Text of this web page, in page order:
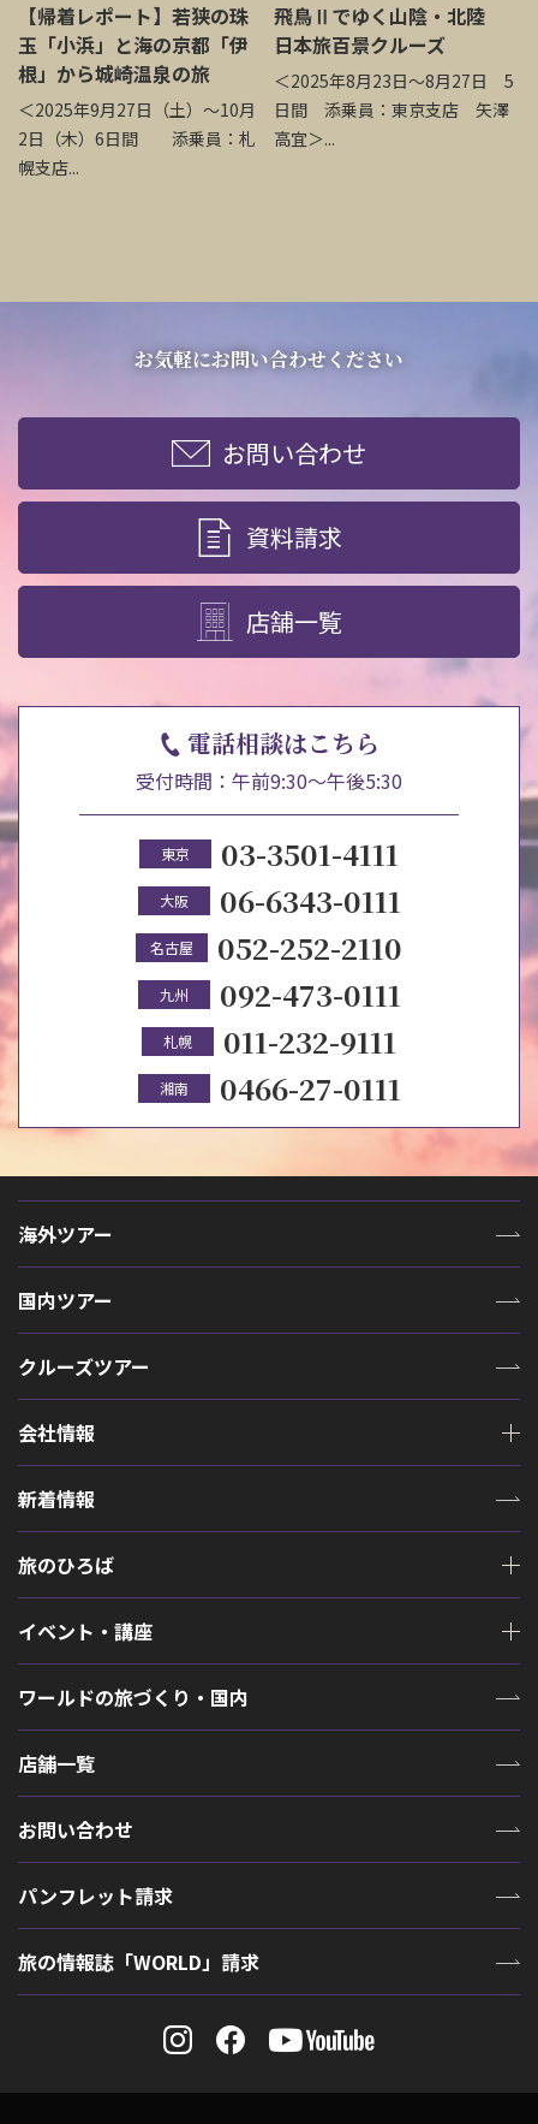
【帰着レポート】若狭の珠
玉「小浜」と海の京都「伊
根」から城崎温泉の旅
＜2025年9月27日（土）～10月
2日（木）6日間 添乗員：札
幌支店...
飛鳥Ⅱでゆく山陰・北陸
日本旅百景クルーズ
＜2025年8月23日～8月27日 5
日間 添乗員：東京支店 矢澤
高宜＞...
お気軽にお問い合わせください
お問い合わせ
資料請求
店舗一覧
電話相談はこちら
受付時間：午前9:30～午後5:30
東京 03-3501-4111
大阪 06-6343-0111
名古屋 052-252-2110
九州 092-473-0111
札幌 011-232-9111
湘南 0466-27-0111
海外ツアー
国内ツアー
クルーズツアー
会社情報
新着情報
旅のひろば
イベント・講座
ワールドの旅づくり・国内
店舗一覧
お問い合わせ
パンフレット請求
旅の情報誌「WORLD」請求